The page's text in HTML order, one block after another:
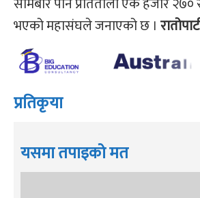
भएको महासंघले जनाएको छ ।
प्रतिकृया
यसमा तपाइको मत